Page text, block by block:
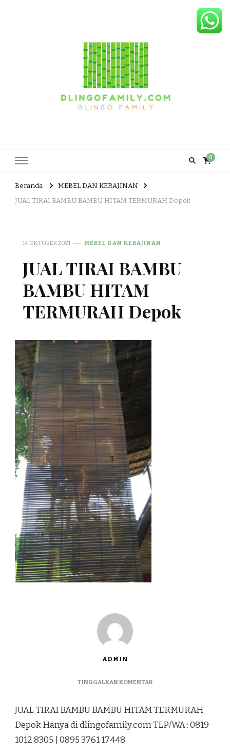
0
Beranda
MEBEL DAN KERAJINAN
JUAL TIRAI BAMBU BAMBU HITAM TERMURAH Depok
14 OKTOBER 2021 MEBEL DAN KERAJINAN
JUAL TIRAI BAMBU
BAMBU HITAM
TERMURAH Depok
ADMIN
TINGGALKAN KOMENTARPADA
BAMBU
BAMBU
HITAM
JUAL TIRAI BAMBU BAMBU HITAM TERMURAH
Depok Hanya di dlingofamily.com TLP/WA : 0819
1012 8305 | 0895 3761 17448